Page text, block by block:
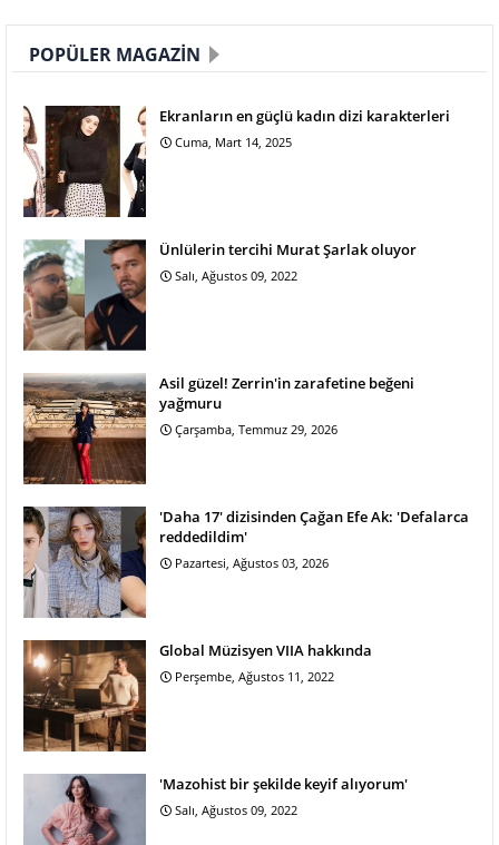
POPÜLER MAGAZIN
Ekranların en güçlü kadın dizi karakterleri
Cuma, Mart 14, 2025
Ünlülerin tercihi Murat Şarlak oluyor
Salı, Ağustos 09, 2022
Asil güzel! Zerrin'in zarafetine beğeni
yağmuru
Çarşamba, Temmuz 29, 2026
'Daha 17' dizisinden Çağan Efe Ak: 'Defalarca
reddedildim'
Pazartesi, Ağustos 03, 2026
Global Müzisyen VIIA hakkında
Perşembe, Ağustos 11, 2022
'Mazohist bir şekilde keyif alıyorum'
Salı, Ağustos 09, 2022